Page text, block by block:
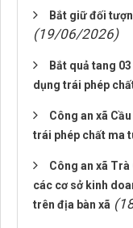
Bắt giữ đối
(19/06/2026)
Bắt quả tang
dụng trái phép
Công an xã
trái phép chất ma
Công an xã
các cơ sở kinh
trên địa bàn xã